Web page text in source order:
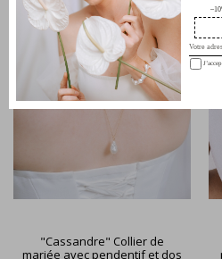
"Cassandre" Collier de
mariée avec pendentif et dos